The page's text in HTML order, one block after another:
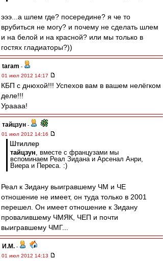
эээ...а шлем где? посередине? я че то
врубиться не могу? и почему не сделать шлем
и на белой и на красной? или мы только в
гостях гладиаторы?))
taram -
01 июл 2012 14:17
КБП с днюхой!!! Успехов вам в вашем нелёгком
деле!!!
Ураааа!
тайцзун -
01 июл 2012 14:16
Штиллер
тайцзун, вместе с французами мы
вспоминаем Реал Зидана и Арсенал Анри,
Виера и Переса. :)
Реал к Зидану выигравшему ЧМ и ЧЕ
отношение не имеет, он туда только в 2001
перешел. Он имеет отношение к Зидану
провалившему ЧМЯК, ЧЕП и почти
выигравшему ЧМГ...
И.М. -
01 июл 2012 14:13